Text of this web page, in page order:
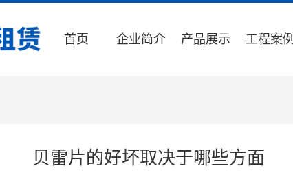
首页 企业简介 产品展示 工程案例
贝雷片的好坏取决于哪些方面